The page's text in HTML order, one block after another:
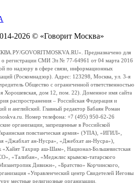
2026 © «Говорит Москва»
GOVORITMOSKVA.RU». Предназначено для
о регистрации СМИ Эл № 77-64961 от 04 марта 2016
по надзору в сфере связи, информационных
(Роскомнадзор). Адрес: 123298, Москва, ул. 3-я
Общество с ограниченной ответственностью
дом 12, пом. 22). Доменное имя сайта
распространения – Российская Федерация и
и английский. Главный редактор Бабаян Роман
Номер телефона: +7 (495) 950-62-26
организации, запрещенные в Российской
повстанческая армия» (УПА), «ИГИЛ»,
ан-Нусра», «Джебхат ан-Нусра»),
«Хайят Тахрир аш-Шам», Национал-Большевистская
«Талибан», «Меджлис крымско-татарского
Дивижн», «Братство» Корчинского,
«Управленческий центр Свидетелей Иеговы
местные религиозные организации.